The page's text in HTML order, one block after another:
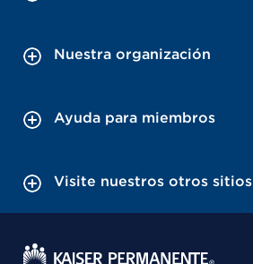
Nuestra organización
Ayuda para miembros
Visite nuestros otros sitios